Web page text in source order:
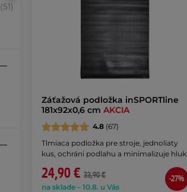
(51)
Záťažová podložka inSPORTline
181x92x0,6 cm AKCIA
4.8 (67)
Tlmiaca podložka pre stroje, jednoliaty
kus, ochráni podlahu a minimalizuje hluk.
24,90 € 33,90 €
na sklade – 10.8. u Vás
-27%